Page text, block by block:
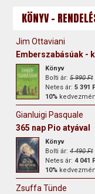
KÖNYV -
Jim Ottaviani
Emberszabásúak -
Könyv
Bolti ár:5 990 Ft
Netes ár:5 391
10%
Gianluigi Pasquale
365 nap Pio atyával
Könyv
Bolti ár:4 490 Ft
Netes ár:4 041
10%
Zsuffa Tünde